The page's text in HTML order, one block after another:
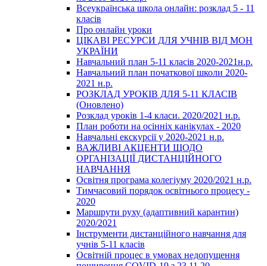
Всеукраїнська школа онлайн: розклад 5 - 11
класів
Про онлайн уроки
ЦІКАВІ РЕСУРСИ ДЛЯ УЧНІВ ВІД МОН
УКРАЇНИ
Навчальний план 5-11 класів 2020-2021н.р.
Навчальний план початкової школи 2020-
2021 н.р.
РОЗКЛАД УРОКІВ ДЛЯ 5-11 КЛАСІВ
(Оновлено)
Розклад уроків 1-4 класи. 2020/2021 н.р.
План роботи на осінніх канікулах - 2020
Навчальні екскурсії у 2020-2021 н.р.
ВАЖЛИВІ АКЦЕНТИ ЩОДО
ОРГАНІЗАЦІЇ ДИСТАНЦІЙНОГО
НАВЧАННЯ
Освітня програма колегіуму 2020/2021 н.р.
Тимчасовий порядок освітнього процесу -
2020
Маршрути руху (адаптивний карантин)
2020/2021
Інструменти дистанційного навчання для
учнів 5-11 класів
Освітній процес в умовах недопущення